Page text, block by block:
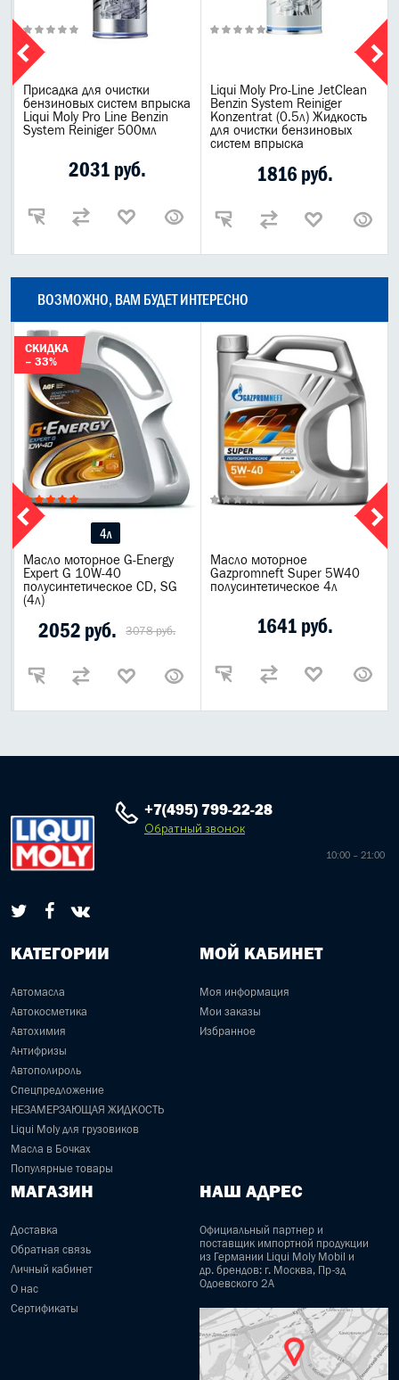
Присадка для очистки
бензиновых систем впрыска
Liqui Moly Pro Line Benzin
System Reiniger 500мл
2031 руб.
Liqui Moly Pro-Line JetClean
Benzin System Reiniger
Konzentrat (0.5л) Жидкость
для очистки бензиновых
систем впрыска
1816 руб.
ВОЗМОЖНО, ВАМ БУДЕТ ИНТЕРЕСНО
СКИДКА
– 33%
4л
Масло моторное G-Energy
Expert G 10W-40
полусинтетическое CD, SG
(4л)
2052 руб. 3078 руб.
Масло моторное
Gazpromneft Super 5W40
полусинтетическое 4л
1641 руб.
+7(495) 799-22-28
Обратный звонок
10:00 – 21:00
КАТЕГОРИИ
Автомасла
Автокосметика
Автохимия
Антифризы
Автополироль
Спецпредложение
НЕЗАМЕРЗАЮЩАЯ ЖИДКОСТЬ
Liqui Moly для грузовиков
Масла в Бочках
Популярные товары
МОЙ КАБИНЕТ
Моя информация
Мои заказы
Избранное
МАГАЗИН
Доставка
Обратная связь
Личный кабинет
О нас
Сертификаты
НАШ АДРЕС
Официальный партнер и
поставщик импортной продукции
из Германии Liqui Moly Mobil и
др. брендов: г. Москва, Пр-зд
Одоевского 2А